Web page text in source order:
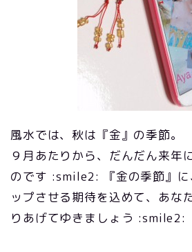
風水では、秋は『金』の季節
９月あたりから、だんだん来年
のです :smile2: 『金の季節』に
ップさせる期待を込めて、あな
りあげてゆきましょう :smile2: